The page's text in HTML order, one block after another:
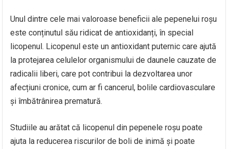
Unul dintre cele mai valoroase beneficii ale pepenelui roșu
este conținutul său ridicat de antioxidanți, în special
licopenul. Licopenul este un antioxidant puternic care ajută
la protejarea celulelor organismului de daunele cauzate de
radicalii liberi, care pot contribui la dezvoltarea unor
afecțiuni cronice, cum ar fi cancerul, bolile cardiovasculare
și îmbătrânirea prematură.
Studiile au arătat că licopenul din pepenele roșu poate
ajuta la reducerea riscurilor de boli de inimă și poate